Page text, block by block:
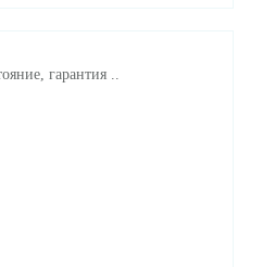
гарантия ..